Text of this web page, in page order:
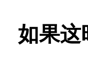
如果这